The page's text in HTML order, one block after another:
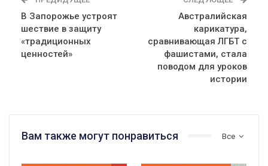
В Запорожье устроят
шествие в защиту
«традиционных
ценностей»
Австралийская
карикатура,
сравнивающая ЛГБТ с
фашистами, стала
поводом для уроков
истории
Все
Вам также могут понравиться